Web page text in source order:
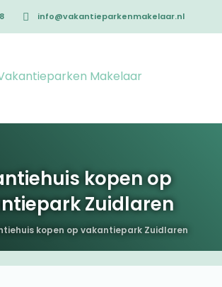
info@vakantieparkenmakelaar.nl
kopen op
Zuidlaren
kopen op vakantiepark Zuidlaren